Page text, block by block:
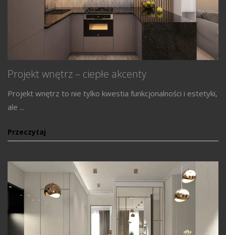
Projekt wnętrz – ciepłe akcenty
Projekt wnętrz to nie tylko kwestia funkcjonalności i estetyki,
ale ...
Przeczytaj